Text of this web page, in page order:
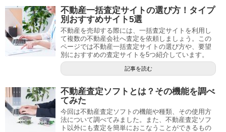
不動産一括査定サイトの選び方！タイプ
別おすすめサイト5選
不動産を売却する際には、一括査定サイトを利用し
て複数の不動産会社へ査定を依頼しましょう。この
ページでは不動産一括査定サイトの選び方や、要望
別におすすめの査定サイトを5つ紹介しています。
記事を読む
不動産査定ソフトとは？その機能を調べ
てみた
今回は不動産査定ソフトの機能や種類、その使用方
法について調べてみました。また、不動産査定ソフ
ト以外にも査定を簡単におこなうことができるもの